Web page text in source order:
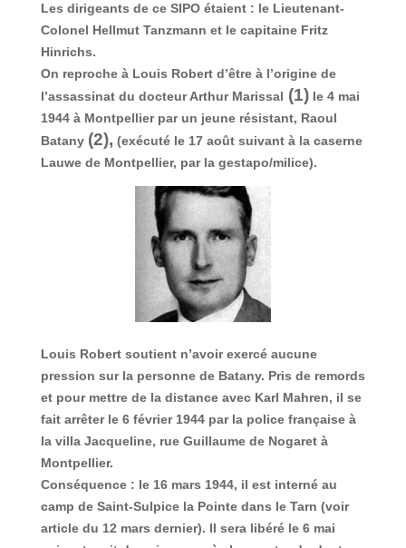
Les dirigeants de ce SIPO étaient : le Lieutenant-
Colonel Hellmut Tanzmann et le capitaine Fritz
Hinrichs.
On reproche à Louis Robert d’être à l’origine de
l’assassinat du docteur Arthur Marissal (1)le 4 mai
1944 à Montpellier par un jeune résistant, Raoul
Batany (2), (exécuté le 17 août suivant à la caserne
Lauwe de Montpellier, par la gestapo/milice).
Louis Robert soutient n’avoir exercé aucune
pression sur la personne de Batany. Pris de remords
et pour mettre de la distance avec Karl Mahren, il se
fait arrêter le 6 février 1944 par la police française à
la villa Jacqueline, rue Guillaume de Nogaret à
Montpellier.
Conséquence : le 16 mars 1944, il est interné au
camp de Saint-Sulpice la Pointe dans le Tarn (voir
article du 12 mars dernier). Il sera libéré le 6 mai